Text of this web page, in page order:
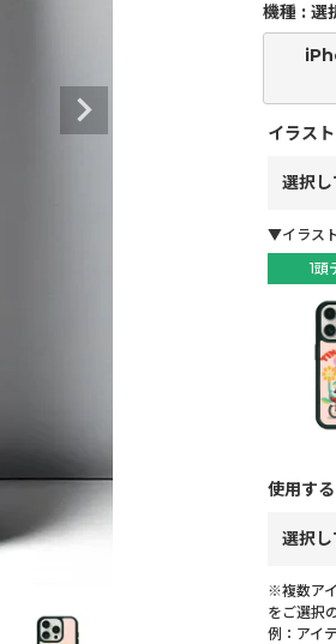
機種
選
イラス
▼イラス
1頭
使用す
※複数ア
をご選択
例：アイ